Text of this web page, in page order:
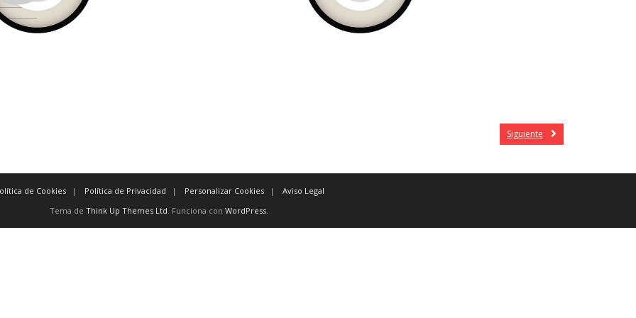
Siguiente
de Cookies Política de Privacidad Personalizar Cookies
Aviso Legal
Tema de Think Up Themes Ltd. Funciona con WordPress.